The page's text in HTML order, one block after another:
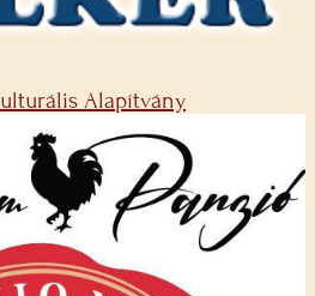
Alapítvány